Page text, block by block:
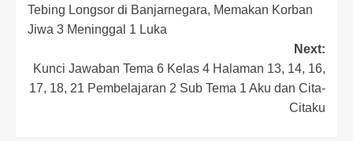
Tebing Longsor di Banjarnegara, Memakan Korban
Jiwa 3 Meninggal 1 Luka
Next:
Kunci Jawaban Tema 6 Kelas 4 Halaman 13, 14, 16,
17, 18, 21 Pembelajaran 2 Sub Tema 1 Aku dan Cita-
Citaku